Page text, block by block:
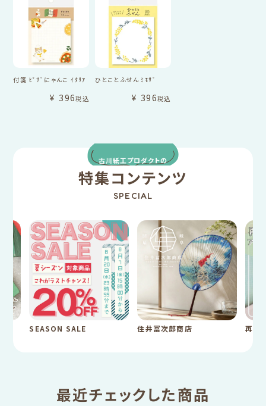
付箋 ﾋﾟｻﾞにゃんこ ｲﾀﾘｱ
¥ 396税込
ひとことふせん ﾐﾓｻﾞ
¥ 396税込
古川紙工プロダクトの
特集コンテンツ
SPECIAL
SEASON SALE 住井冨次郎商店 再入
最近チェックした商品